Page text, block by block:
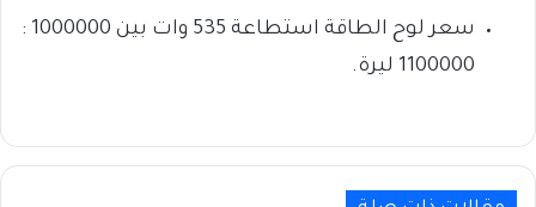
سعر لوح الطاقة استطاعة 535 وات
بين 1000000 :
1100000 ليرة.